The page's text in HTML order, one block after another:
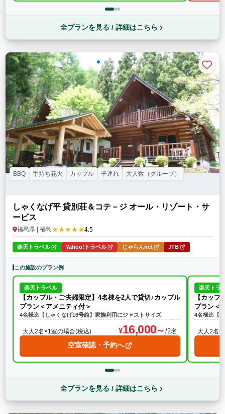
全プランを見る / 詳細はこちら
しゃくなげ平 貸別荘＆コテ－ジ オール・リゾート・サ
ービス
福島県 | 福島★★★★★4.5
BBQ 手持ち花火 カップル 子連れ 大人数（グループ）
楽天トラベル Yahoo!トラベル じゃらんnet JTB
この施設のプラン例
楽天トラベル
【カップル・ご夫婦限定】4名棟を2人で貸切♪カップル
プラン＜アメニティ付＞
4名様迄【しゃくなげ16号館】家族利用にジャストサイズ
大人2名×1室の場合(税込) 16,000 /2名
空室確認・予約へ
楽天トラ
【カッ
プラン＜
4名様迄【
大人2名
全プランを見る / 詳細はこちら